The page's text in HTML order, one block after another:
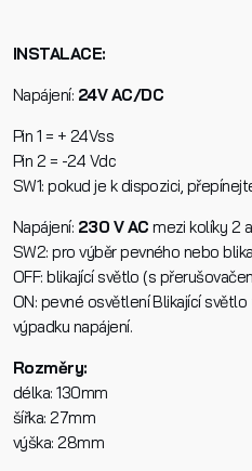
INSTALACE:
Napájení: 24V AC/DC
Pin 1 = + 24Vss
Pin 2 = -24 Vdc
SW1: pokud je k dispozici,
Napájení: 230 V ACmezi kolíky 2
SW2: pro výběr pevného nebo
OFF: blikající světlo (s
ON: pevné osvětlení Blikající
výpadku napájení.
Rozměry:
délka: 130mm
šířka: 27mm
výška: 28mm
Příjmení
Telefon
E-mail
Dotaz k produktu